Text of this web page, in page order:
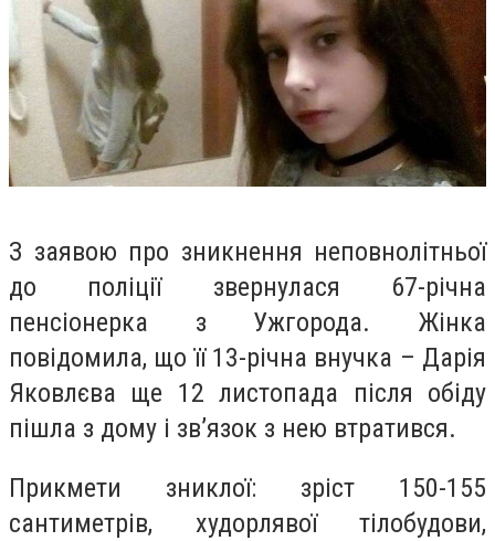
З заявою про зникнення неповнолiтньої
до полiцiї звернулася 67-рiчна
пенсiонерка з Ужгорода. Жiнка
повiдомила, що її 13-рiчна внучка – Дарiя
Яковлєва ще 12 листопада пiсля обiду
пiшла з дому i зв’язок з нею втратився.
Прикмети зниклої: зрiст 150-155
сантиметрiв, худорлявої тiлобудови,